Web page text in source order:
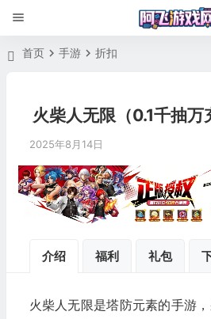
首页 手游 折扣
火柴人无限（0.1千抽万
2025年8月14日
介绍 福利 礼包
火柴人无限是塔防元素的手游